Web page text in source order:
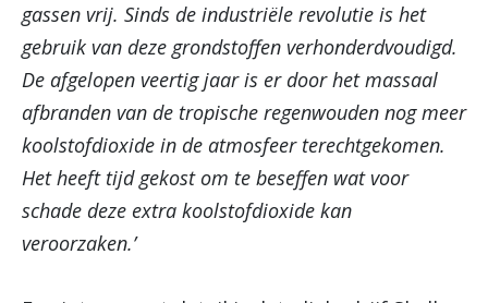
gassen vrij. Sinds de industriële revolutie is het
gebruik van deze grondstoffen verhonderdvoudigd.
De afgelopen veertig jaar is er door het massaal
afbranden van de tropische regenwouden nog meer
koolstofdioxide in de atmosfeer terechtgekomen.
Het heeft tijd gekost om te beseffen wat voor
schade deze extra koolstofdioxide kan
veroorzaken.’